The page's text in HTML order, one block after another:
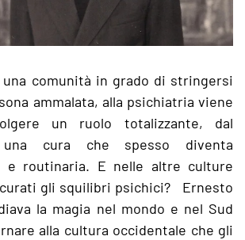
una comunità in grado di stringersi
ammalata, alla psichiatria viene
un ruolo totalizzante, dal
cura che spesso diventa
e routinaria. E nelle altre culture
gli squilibri psichici? Ernesto
la magia nel mondo e nel Sud
alla cultura occidentale che gli